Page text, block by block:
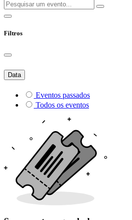
Filtros
Data
Eventos passados
Todos os eventos